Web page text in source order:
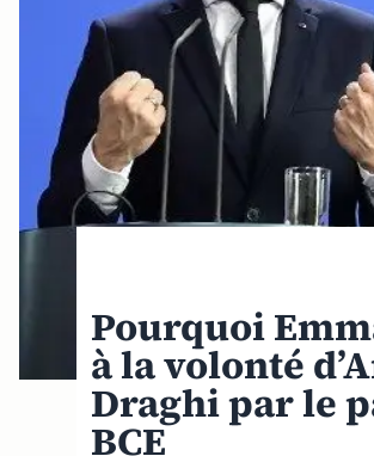
Pourquoi
à la volonté
Draghi par le
BCE